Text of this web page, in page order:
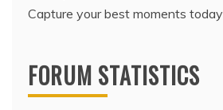
Capture your best moments today
FORUM STATISTICS